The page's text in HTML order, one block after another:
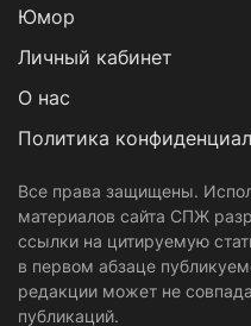
Юмор
Личный кабинет
О нас
Политика
Все права защищены.
материалов сайта СПЖ
ссылки на цитируемую
в первом абзаце
редакции может не
публикаций.